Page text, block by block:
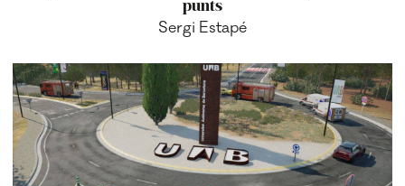
punts
Sergi Estapé